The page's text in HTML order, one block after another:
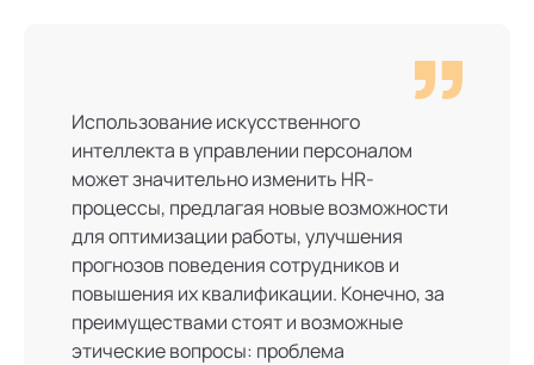
Использование искусственного
интеллекта в управлении персоналом
может значительно изменить HR-
процессы, предлагая новые возможности
для оптимизации работы, улучшения
прогнозов поведения сотрудников и
повышения их квалификации. Конечно, за
преимуществами стоят и возможные
этические вопросы: проблема